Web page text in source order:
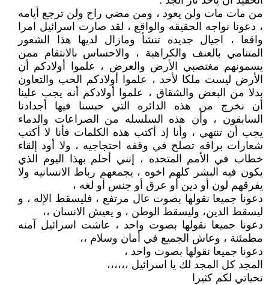
من مات مات ولن يعود ، ومن مضي راح ولن ترجع أيامه
، دعونا نواجه الحقيقه والواقع ، لقد صارت اسرائيل امرا
واقعا ، اجيال جديده تنشأ ومازال لديها هذا الشعور
المتنامي بالعنف والكراهية ، والاحساس بالانتقام ممن
يسمونهم مغتصبي الأرض والعرض ، علموا أولادكم أن
الأرض ليست ملكا لأحد ، علموا أولادكم الحب والتعاون
بدلا من البغض والشقاق ، علموا أولادكم أنه يجب علينا
أن نخرج من هذه الدائره التي حبسنا فيها أجدادنا
السابقون ، وأن هذه السلسله من الصراعات والدماء
يجب أن تنتهي ، وأنا إذ أكتب هذه الكلمات فأنا لا أكتب
شعارات براقه تصلح في وقفه احتجاجيه ، ولا أود إلقاء
خطاب في الأمم المتحده ، إنني أحلم بهذا اليوم الذي
يكون فيه البشر كلهم اخوه ، يجمعهم رباط الانسانيه ولا
يفرقهم لون أو دين أو عرق أو جنس أو لغه ،
دعونا جميعا نقولها بصوت عال مرتفع ، فليسقط الإله ، و
ليسقط الدين، وليسقط الوطن ، و يعيش الانسان ،،
دعونا جميعا نقولها بصوت واحد ، عاشت اسرائيل آمنه
مطمئنة ، وعاش الجميع في أمان وسلام ،،
دعونا جميعا نقولها بصوت واحد ،
المجد كل المجد لك يا اسرائيل ،،،،،،
تحياتي لكم كثيرا